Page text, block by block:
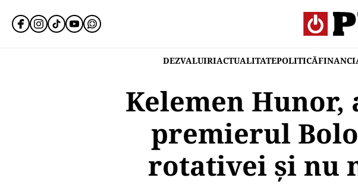
DEZVALUIRIACTUALITATEPOLITICĂ
Kelemen
premierul
rotativei și nu